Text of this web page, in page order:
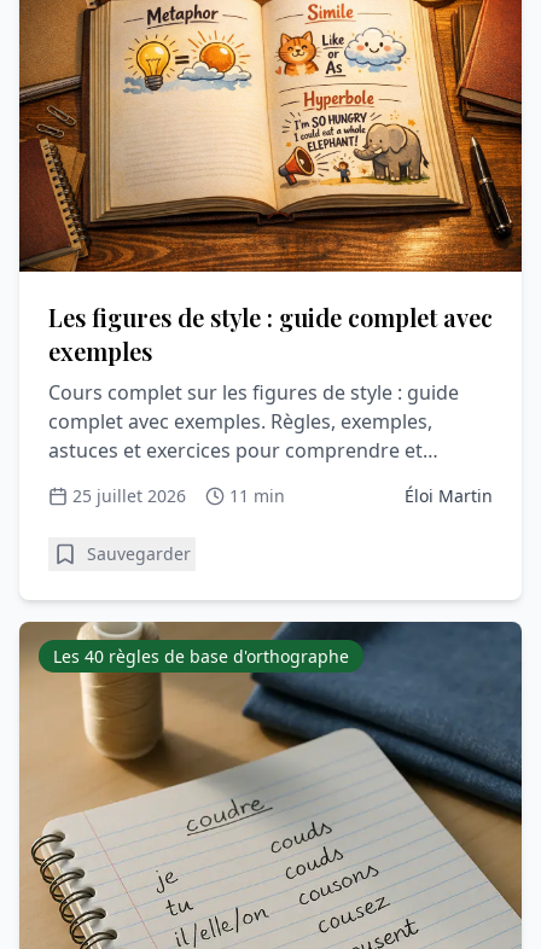
Les figures de style : guide complet avec
exemples
Cours complet sur les figures de style : guide
complet avec exemples. Règles, exemples,
astuces et exercices pour comprendre et
25 juillet 2026 11 min Éloi Martin
Sauvegarder
Les 40 règles de base d'orthographe